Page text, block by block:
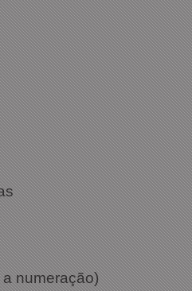
numeração)